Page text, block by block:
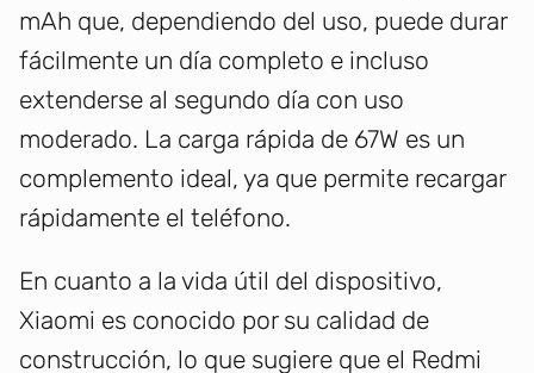
mAh que, dependiendo del uso, puede durar
fácilmente un día completo e incluso
extenderse al segundo día con uso
moderado. La carga rápida de 67W es un
complemento ideal, ya que permite recargar
rápidamente el teléfono.
En cuanto a la vida útil del dispositivo,
Xiaomi es conocido por su calidad de
construcción, lo que sugiere que el Redmi